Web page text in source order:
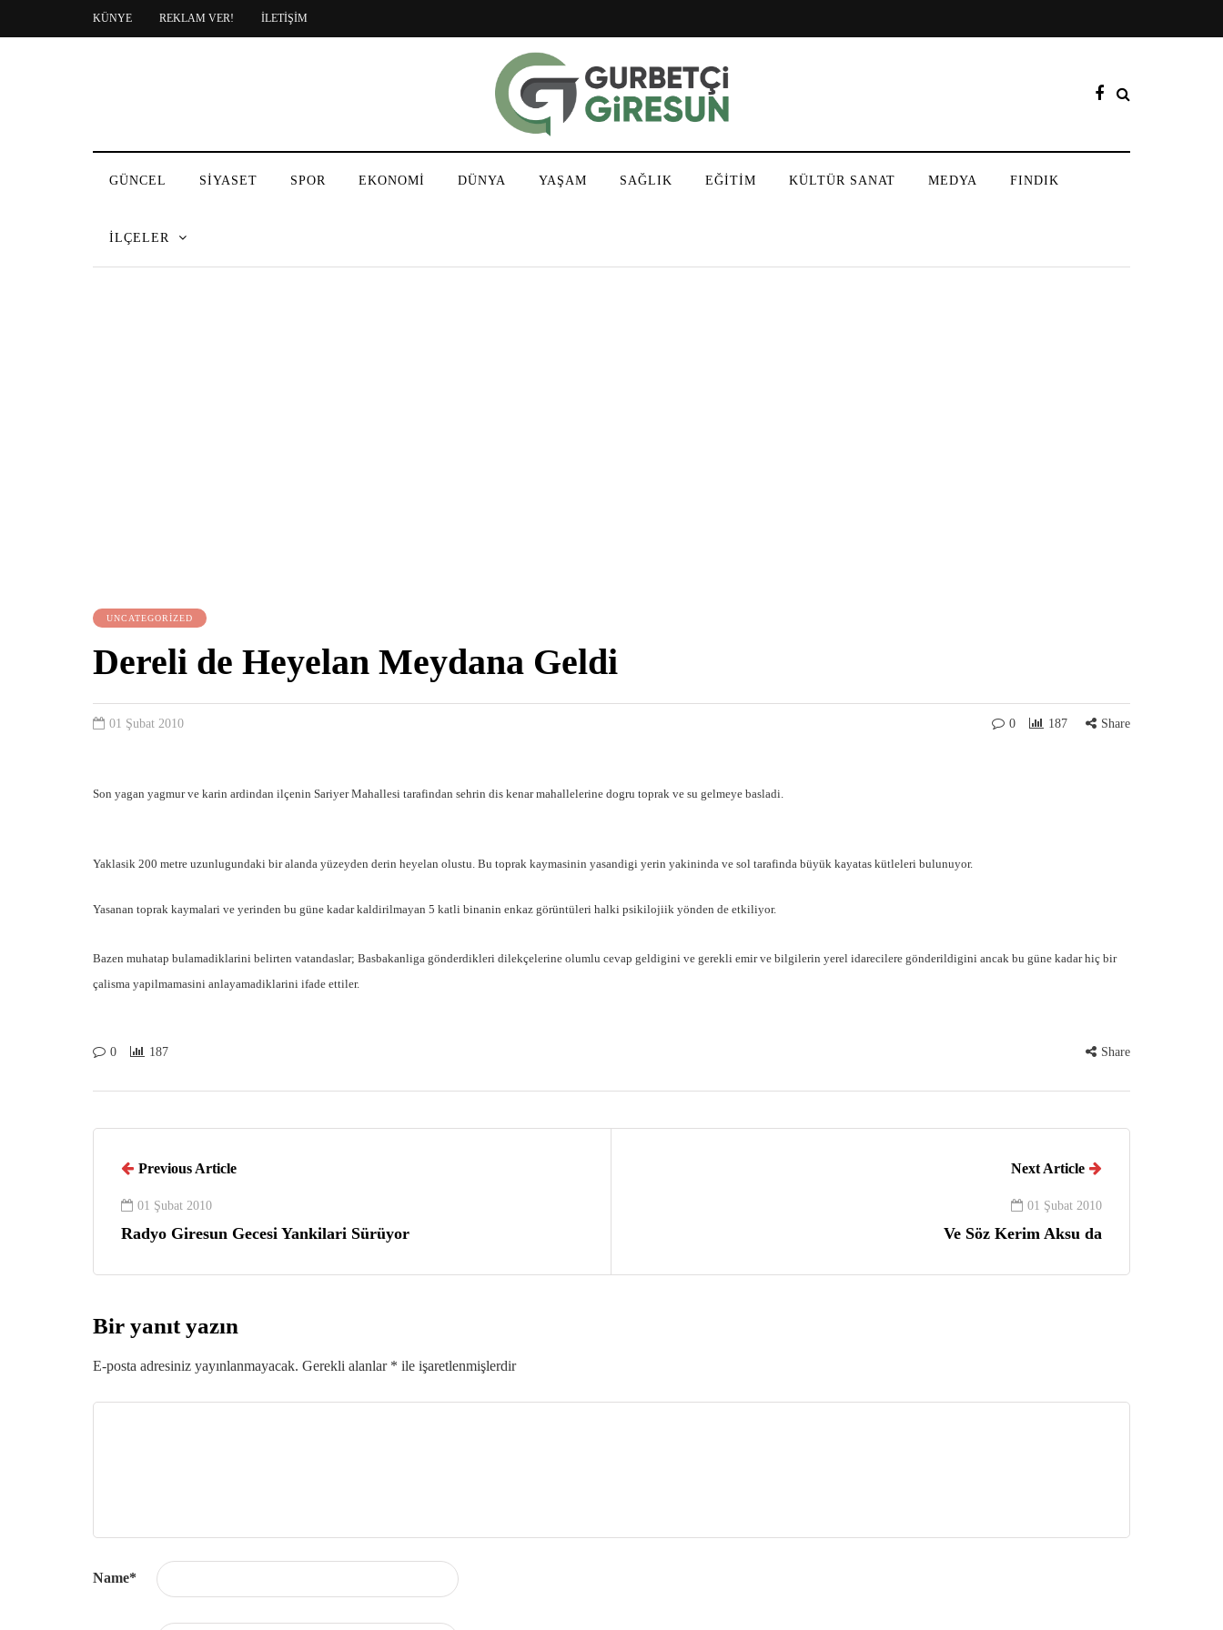
KÜNYE REKLAM VER! İLETİŞİM
GÜNCEL SİYASET SPOR EKONOMİ DÜNYA YAŞAM SAĞLIK EĞİTİM KÜLTÜR SANAT MEDYA FINDIK
İLÇELER
UNCATEGORIZED
Dereli de Heyelan Meydana Geldi
01 Şubat 2010 0 187 Share
Son yagan yagmur ve karin ardindan ilçenin Sariyer Mahallesi tarafindan sehrin dis kenar mahallelerine dogru toprak ve su gelmeye basladi.
Yaklasik 200 metre uzunlugundaki bir alanda yüzeyden derin heyelan olustu. Bu toprak kaymasinin yasandigi yerin yakininda ve sol tarafinda büyük kayatas kütleleri bulunuyor.
Yasanan toprak kaymalari ve yerinden bu güne kadar kaldirilmayan 5 katli binanin enkaz görüntüleri halki psikilojiik yönden de etkiliyor.
Bazen muhatap bulamadiklarini belirten vatandaslar; Basbakanliga gönderdikleri dilekçelerine olumlu cevap geldigini ve gerekli emir ve bilgilerin yerel idarecilere gönderildigini ancak bu güne kadar hiç bir
çalisma yapilmamasini anlayamadiklarini ifade ettiler.
0 187 Share
Previous Article
01 Şubat 2010
Radyo Giresun Gecesi Yankilari Sürüyor
Next Article
01 Şubat 2010
Ve Söz Kerim Aksu da
Bir yanıt yazın
E-posta adresiniz yayınlanmayacak. Gerekli alanlar * ile işaretlenmişlerdir
Name*